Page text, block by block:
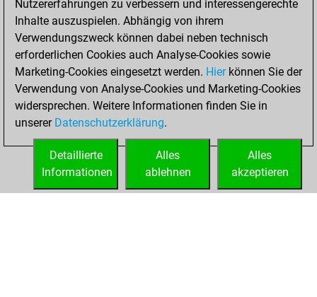
positions MyMoves
Freitag,
Dezember 18,
2020
You created
your Fritz account
Nutzererfahrungen zu verbessern und interessengerechte
Inhalte auszuspielen. Abhängig von ihrem
Verwendungszweck können dabei neben technisch
erforderlichen Cookies auch Analyse-Cookies sowie
Marketing-Cookies eingesetzt werden. Hierkönnen Sie der
Verwendung von Analyse-Cookies und Marketing-Cookies
widersprechen. Weitere Informationen finden Sie in
unserer Datenschutzerklärung.
Alles
akzeptieren
Alles
ablehnen
Detaillierte
Informationen